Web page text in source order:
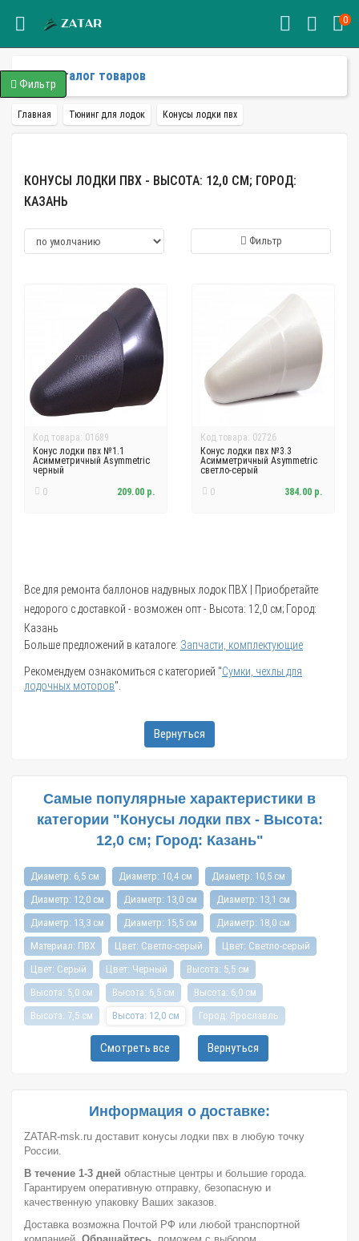
0
Каталог товаров
Главная Тюнинг для лодок Конусы лодки пвх
КОНУСЫ ЛОДКИ ПВХ - ВЫСОТА: 12,0 СМ; ГОРОД:
КАЗАНЬ
Фильтр
Код товара: 01689
Конус лодки пвх №1.1
Асимметричный Asymmetric
черный
0
209.00 р.
Код товара: 02726
Конус лодки пвх №3.3
Асимметричный Asymmetric
светло-серый
0
384.00 р.
Все для ремонта баллонов надувных лодок ПВХ | Приобретайте
недорого с доставкой - возможен опт - Высота: 12,0 см; Город:
Казань
Больше предложений в каталоге: Запчасти, комплектующие
Рекомендуем ознакомиться с категорией "Сумки, чехлы для
лодочных моторов".
Вернуться
Самые популярные характеристики в
категории "Конусы лодки пвх - Высота:
12,0 см; Город: Казань"
Диаметр: 6,5 см Диаметр: 10,4 см
Диаметр: 10,5 см
Диаметр: 12,0 см
Диаметр: 13,0 см
Диаметр: 13,1 см
Диаметр: 13,3 см
Диаметр: 15,5 см
Диаметр: 18,0 см
Материал: ПВХ
Цвет: Светло-серый
Цвет: Cветло-серый
Цвет: Серый
Цвет: Черный
Высота: 5,5 см
Высота: 5,0 см
Высота: 6,5 см
Высота: 6,0 см
Высота: 7,5 см
Высота: 12,0 см
Город: Ярославль
Город: Санкт-Петербург
Город: Новосибирск
Город: Уфа
Город: Москва
Город: Красноярск
Город: Екатеринбург
Город: Нижний Новгород
Город: Воронеж
Город: Волгоград
Город: Ростов-на-Дону
Город: Саратов
Город: Челябинск
Город: Барнаул
Город: Тюмень
Город: Казань
Смотреть все Вернуться
Информация о доставке:
ZATAR-msk.ru доставит конусы лодки пвх в любую точку
России.
В течение 1-3 дней областные центры и большие города.
Гарантируем оперативную отправку, безопасную и
качественную упаковку Ваших заказов.
Доставка возможна Почтой РФ или любой транспортной
Фильтр